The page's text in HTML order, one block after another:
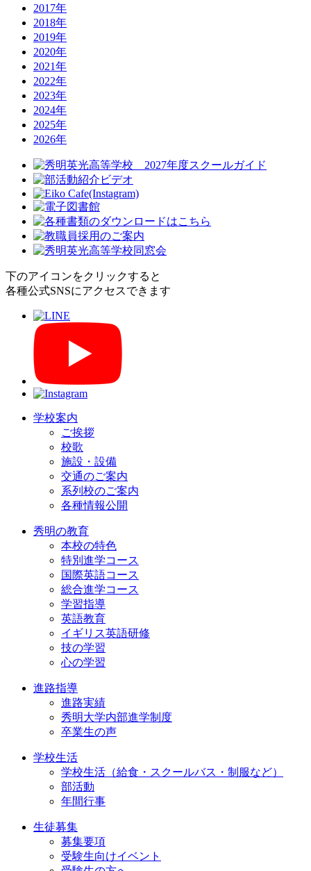
2017年
2018年
2019年
2020年
2021年
2022年
2023年
2024年
2025年
2026年
下のアイコンをクリックすると
各種公式SNSにアクセスできます
学校案内
ご挨拶
校歌
施設・設備
交通のご案内
系列校のご案内
各種情報公開
秀明の教育
本校の特色
特別進学コース
国際英語コース
総合進学コース
学習指導
英語教育
イギリス英語研修
技の学習
心の学習
進路指導
進路実績
秀明大学内部進学制度
卒業生の声
学校生活
学校生活（給食・スクールバス・制服など）
部活動
年間行事
生徒募集
募集要項
受験生向けイベント